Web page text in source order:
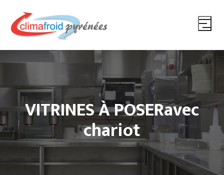
VITRINES À POSERavec
chariot